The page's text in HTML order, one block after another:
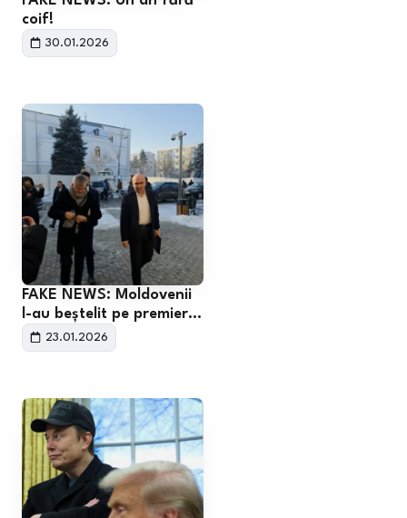
coif!
30.01.2026
FAKE NEWS: Moldovenii
l-au beștelit pe premier…
23.01.2026